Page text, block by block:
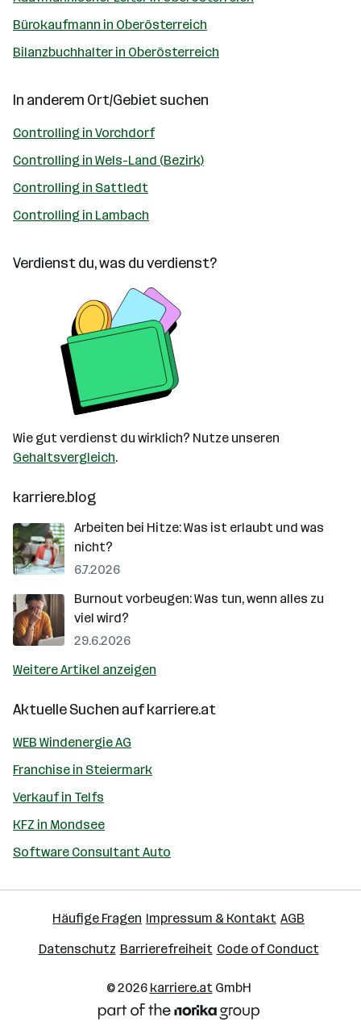
Bürokaufmann in Oberösterreich
Bilanzbuchhalter in Oberösterreich
In anderem Ort/Gebiet suchen
Controlling in Vorchdorf
Controlling in Wels-Land (Bezirk)
Controlling in Sattledt
Controlling in Lambach
Verdienst du, was du verdienst?
Wie gut verdienst du wirklich? Nutze unseren
Gehaltsvergleich.
karriere.blog
Arbeiten bei Hitze: Was ist erlaubt und was
nicht?
6.7.2026
Burnout vorbeugen: Was tun, wenn alles zu
viel wird?
29.6.2026
Weitere Artikel anzeigen
Aktuelle Suchen aufkarriere.at
WEB Windenergie AG
Franchise in Steiermark
Verkauf in Telfs
KFZ in Mondsee
Software Consultant Auto
Häufige Fragen Impressum & Kontakt AGB
Datenschutz Barrierefreiheit Code of Conduct
© 2026 karriere.atGmbH